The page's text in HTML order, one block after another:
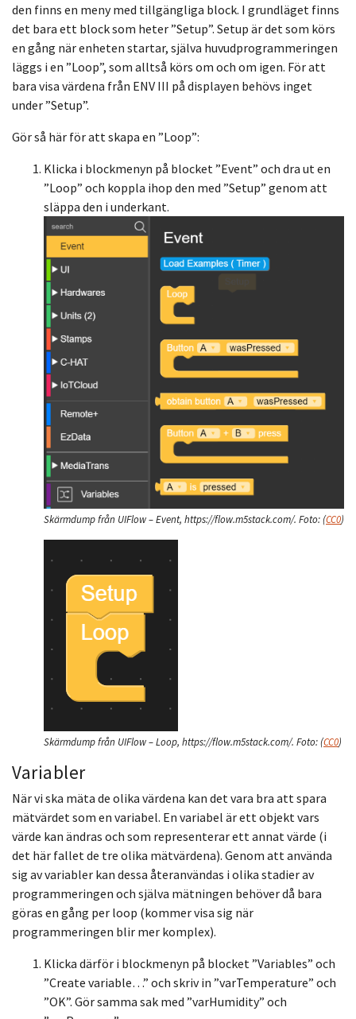
den finns en meny med tillgängliga block. I grundläget finns
det bara ett block som heter ”Setup”. Setup är det som körs
en gång när enheten startar, själva huvudprogrammeringen
läggs i en ”Loop”, som alltså körs om och om igen. För att
bara visa värdena från ENV III på displayen behövs inget
under ”Setup”.
Gör så här för att skapa en ”Loop”:
Klicka i blockmenyn på blocket ”Event” och dra ut en
”Loop” och koppla ihop den med ”Setup” genom att
släppa den i underkant.
Skärmdump från UIFlow – Event, https://flow.m5stack.com/. Foto:(CC0)
Skärmdump från UIFlow – Loop, https://flow.m5stack.com/. Foto:(CC0)
Variabler
När vi ska mäta de olika värdena kan det vara bra att spara
mätvärdet som en variabel. En variabel är ett objekt vars
värde kan ändras och som representerar ett annat värde (i
det här fallet de tre olika mätvärdena). Genom att använda
sig av variabler kan dessa återanvändas i olika stadier av
programmeringen och själva mätningen behöver då bara
göras en gång per loop (kommer visa sig när
programmeringen blir mer komplex).
Klicka därför i blockmenyn på blocket ”Variables” och
”Create variable…” och skriv in ”varTemperature” och
”OK”. Gör samma sak med ”varHumidity” och